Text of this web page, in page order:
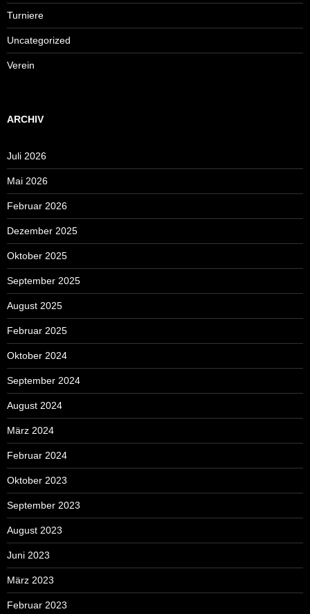
Turniere
Uncategorized
Verein
ARCHIV
Juli 2026
Mai 2026
Februar 2026
Dezember 2025
Oktober 2025
September 2025
August 2025
Februar 2025
Oktober 2024
September 2024
August 2024
März 2024
Februar 2024
Oktober 2023
September 2023
August 2023
Juni 2023
März 2023
Februar 2023